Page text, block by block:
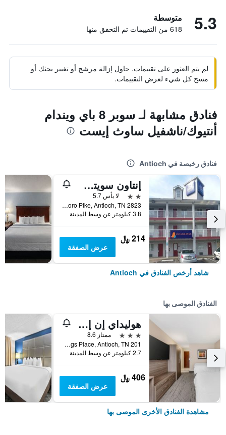
5.3 متوسطة
618 من التقييمات تم التحقق منها
لم يتم العثور على تقييمات. حاول إزالة مرشح أو تغيير بحثك أو
مسح كل شيء لعرض التقييمات.
فنادق مشابهة لـ سوبر 8 باي ويندام
أنتيوك/ناشفيل ساوث إيست
فنادق رخيصة في Antioch
إنتاون سويتس ناشفيل مورفريسبورو بكي
2 نجمتين
لا بأس 5.7
2823 Murfreesboro Pike, Antioch, TN, الولايات المتحدة الأميريكية
3.8 كيلومتر عن وسط المدينة
214 ﷼
عرض الصفقة
شاهد أرخص الفنادق في Antioch
الفنادق الموصى بها
هوليداي إن إكسبرس آند سويتس ناشفيل سوث إيست - أنتيوش باي آيتش جي
3 نجوم
ممتاز 8.6
201 Crossings Place, Antioch, TN, الولايات المتحدة الأميريكية
2.7 كيلومتر عن وسط المدينة
406 ﷼
عرض الصفقة
مشاهدة الفنادق الأخرى الموصى بها